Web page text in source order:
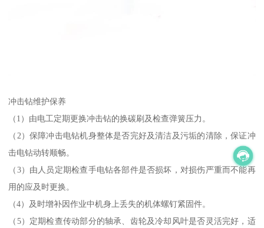
冲击钻维护保养
（1）由电工定期更换冲击钻的换碳刷及检查弹簧压力。
（2）保障冲击电钻机身整体是否完好及清洁及污垢的清除，保证冲
击电钻动转顺畅。
（3）由人员定期检查手电钻各部件是否损坏，对损伤严重而不能再
用的应及时更换。
（4）及时增补因作业中机身上丢失的机体螺钉紧固件。
（5）定期检查传动部分的轴承、齿轮及冷却风叶是否灵活完好，适